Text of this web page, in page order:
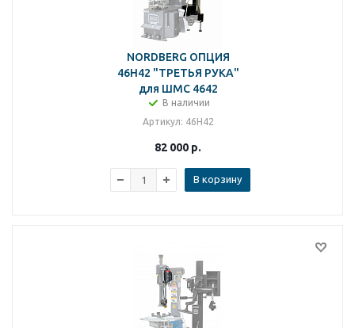
NORDBERG ОПЦИЯ
46H42 "ТРЕТЬЯ РУКА"
для ШМС 4642
В наличии
Артикул: 46H42
82 000 р.
В корзину